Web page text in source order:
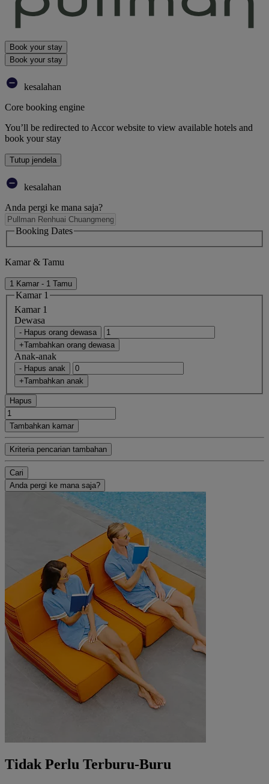
Book your stay
Book your stay
kesalahan
Core booking engine
You’ll be redirected to Accor website to view available hotels and
book your stay
Tutup jendela
kesalahan
Anda pergi ke mana saja?
Booking Dates
Kamar & Tamu
1 Kamar - 1 Tamu
Kamar 1
Kamar 1
Dewasa
- Hapus orang dewasa
+Tambahkan orang dewasa
Anak-anak
- Hapus anak
+Tambahkan anak
Hapus
Tambahkan kamar
Kriteria pencarian tambahan
Cari
Anda pergi ke mana saja?
Tidak Perlu Terburu-Buru